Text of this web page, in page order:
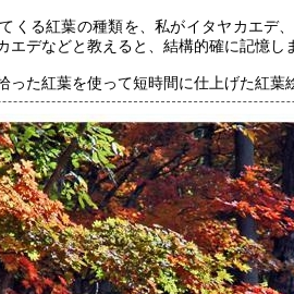
くる紅葉の種類を、私がイタヤカエデ
エデなどと教えると、結構的確に記憶し
った紅葉を使って短時間に仕上げた紅葉